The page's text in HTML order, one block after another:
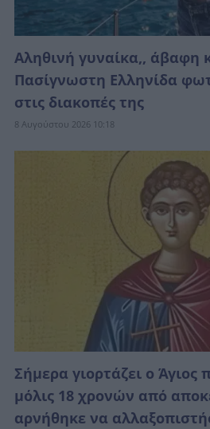
Αληθινή γυναίκα,, άβαφη
Πασίγνωστη Ελληνίδα
στις διακοπές της
8 Αυγούστου 2026 10:18
Σήμερα γιορτάζει ο Άγιος
μόλις 18 χρονών από
αρνήθηκε να